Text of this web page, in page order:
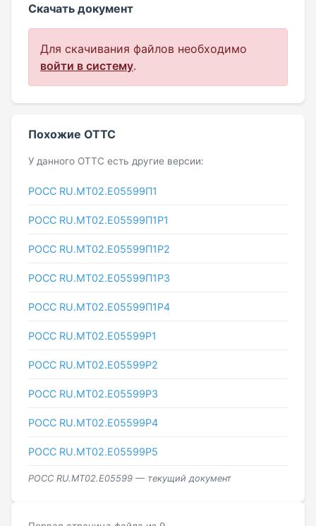
Скачать документ
Для скачивания файлов необходимо
войти в систему.
Похожие ОТТС
У данного ОТТС есть другие версии:
РОСС RU.МТ02.E05599П1
РОСС RU.МТ02.E05599П1Р1
РОСС RU.МТ02.E05599П1Р2
РОСС RU.МТ02.E05599П1Р3
РОСС RU.МТ02.E05599П1Р4
РОСС RU.МТ02.E05599Р1
РОСС RU.МТ02.E05599Р2
РОСС RU.МТ02.E05599Р3
РОСС RU.МТ02.E05599Р4
РОСС RU.МТ02.E05599Р5
РОСС RU.МТ02.E05599 — текущий документ